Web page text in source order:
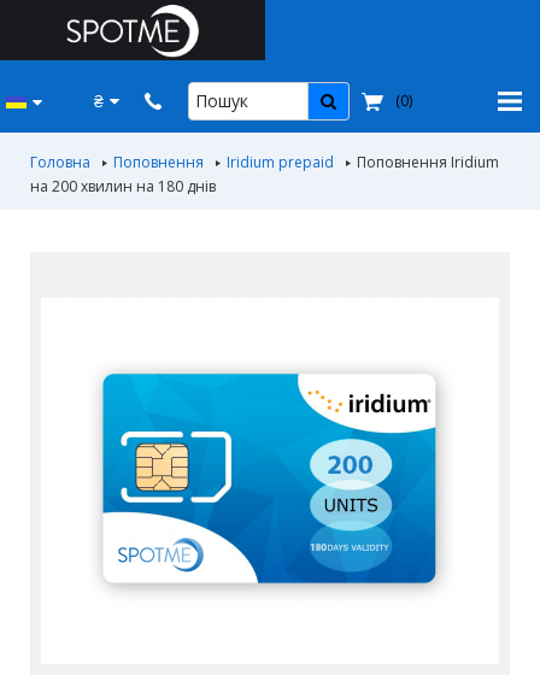
₴ (0)
Головна Поповнення Iridium prepaid
Поповнення Iridium
на 200 хвилин на 180 днiв